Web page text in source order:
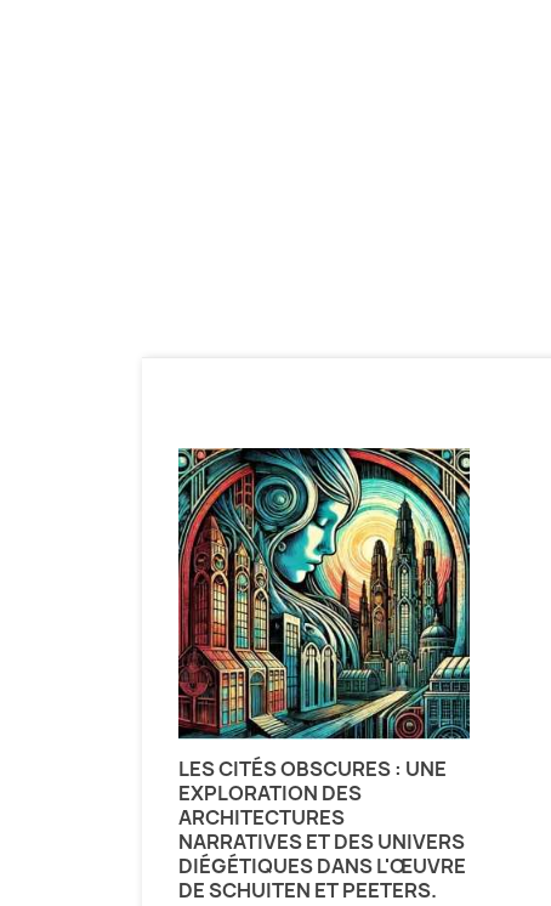
LES CITÉS OBSCURES : UNE
EXPLORATION DES
ARCHITECTURES
NARRATIVES ET DES UNIVERS
DIÉGÉTIQUES DANS L'ŒUVRE
DE SCHUITEN ET PEETERS.